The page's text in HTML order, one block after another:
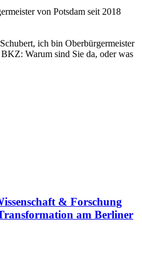
von Potsdam seit 2018
ich bin Oberbürgermeister
Warum sind Sie da, oder was
& Forschung
am Berliner